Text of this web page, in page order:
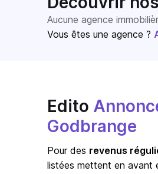
Aucune agence
Vous êtes une agence ?
Edito
Godbrange
Pour des revenus
listées mettent en avant